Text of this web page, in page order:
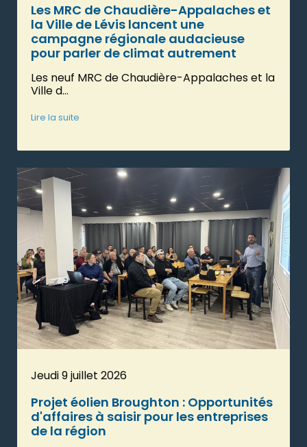
Les MRC de Chaudière-Appalaches et
la Ville de Lévis lancent une
campagne régionale audacieuse
pour parler de climat autrement
Les neuf MRC de Chaudière-Appalaches et la
Ville d...
Lire la suite
Jeudi 9 juillet 2026
Projet éolien Broughton : Opportunités
d'affaires à saisir pour les entreprises
de la région